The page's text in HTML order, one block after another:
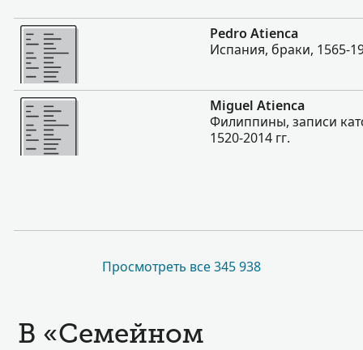
Больше
Pedro Atienca
Испания, браки, 1565-
Больше
Miguel Atienca
Филиппины, записи
1520-2014 гг.
Просмотреть все 345 938
В «Семейном